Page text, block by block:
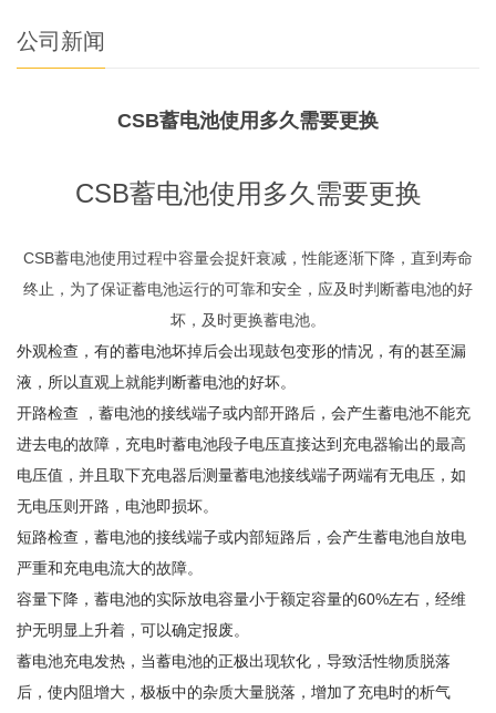
公司新闻
CSB蓄电池使用多久需要更换
CSB蓄电池使用多久需要更换
CSB蓄电池使用过程中容量会捉奸衰减，性能逐渐下降，直到寿命
终止，为了保证蓄电池运行的可靠和安全，应及时判断蓄电池的好
坏，及时更换蓄电池。
外观检查，有的蓄电池坏掉后会出现鼓包变形的情况，有的甚至漏
液，所以直观上就能判断蓄电池的好坏。
开路检查 ，蓄电池的接线端子或内部开路后，会产生蓄电池不能充
进去电的故障，充电时蓄电池段子电压直接达到充电器输出的最高
电压值，并且取下充电器后测量蓄电池接线端子两端有无电压，如
无电压则开路，电池即损坏。
短路检查，蓄电池的接线端子或内部短路后，会产生蓄电池自放电
严重和充电电流大的故障。
容量下降，蓄电池的实际放电容量小于额定容量的60%左右，经维
护无明显上升着，可以确定报废。
蓄电池充电发热，当蓄电池的正极出现软化，导致活性物质脱落
后，使内阻增大，极板中的杂质大量脱落，增加了充电时的析气